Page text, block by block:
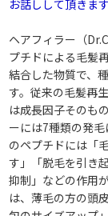
お話しして頂きま
ヘアフィラー（
プチドによる毛髪
結合した物質で、
す。従来の毛髪再
は成長因子そのも
ーには7種類の発
のペプチドには「
す」「脱毛を引き
抑制」などの作用
は、薄毛の方の頭